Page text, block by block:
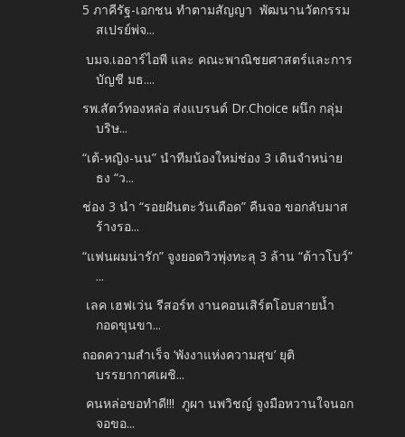
5 ภาคีรัฐ-เอกชน ทำตามสัญญา พัฒนานวัตกรรม
สเปรย์พ่จ...
บมจ.เออาร์ไอพี และ คณะพาณิชยศาสตร์และการ
บัญชี มธ....
รพ.สัตว์ทองหล่อ ส่งแบรนด์ Dr.Choice ผนึก กลุ่ม
บริษ...
“เต้-หญิง-นน” นำทีมน้องใหม่ช่อง 3 เดินจำหน่าย
ธง “ว...
ช่อง 3 นำ “รอยฝันตะวันเดือด” คืนจอ ขอกลับมาส
ร้างรอ...
“แฟนผมน่ารัก” จูงยอดวิวพุ่งทะลุ 3 ล้าน “ต้าวโบว์”
...
เลค เฮฟเว่น รีสอร์ท งานคอนเสิร์ตโอบสายน้ำ
กอดขุนขา...
ถอดความสำเร็จ ‘พังงาแห่งความสุข’ ยุติ
บรรยากาศเผชิ...
คนหล่อขอทำดี!!! ภูผา นพวิชญ์ จูงมือหวานใจนอก
จอขอ...